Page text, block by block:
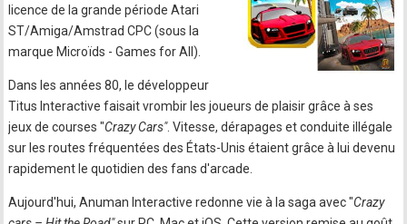
licence de la grande période Atari
ST/Amiga/Amstrad CPC (sous la
marque Microïds - Games for All).
Dans les années 80, le développeur
Titus Interactive faisait vrombir les joueurs de plaisir grâce à ses
jeux de courses "Crazy Cars". Vitesse, dérapages et conduite illégale
sur les routes fréquentées des États-Unis étaient grâce à lui devenu
rapidement le quotidien des fans d'arcade.
Aujourd'hui, Anuman Interactive redonne vie à la saga avec "Crazy